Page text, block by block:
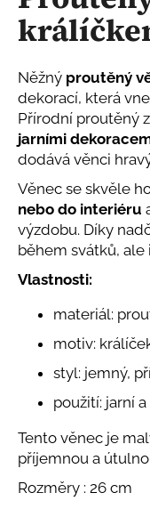
0,0
z
hvězdiček.
Něžný proutěný
dekorací, která
Přírodní proutěný
jarními
dodává věnci
Věnec se skvěle
nebo do interiéru
výzdobu. Díky
během svátků, ale
Vlastnosti:
materiál:
motiv:
styl: jemný,
použití: jarní
Tento věnec je
příjemnou a
Rozměry : 26 cm
a
j
í
t
?
D
j
e
m
e